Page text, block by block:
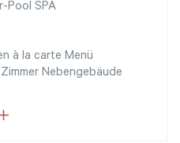
Pool SPA
à la carte Menü
Nebengebäude